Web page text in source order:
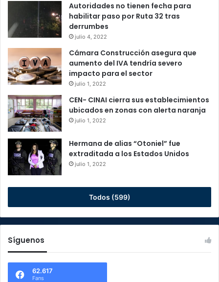
Autoridades no tienen fecha para
habilitar paso por Ruta 32 tras
derrumbes
julio 4, 2022
Cámara Construcción asegura que
aumento del IVA tendría severo
impacto para el sector
julio 1, 2022
CEN- CINAI cierra sus establecimientos
ubicados en zonas con alerta naranja
julio 1, 2022
Hermana de alias “Otoniel” fue
extraditada a los Estados Unidos
julio 1, 2022
Todos (599)
Síguenos
62.617
Fans